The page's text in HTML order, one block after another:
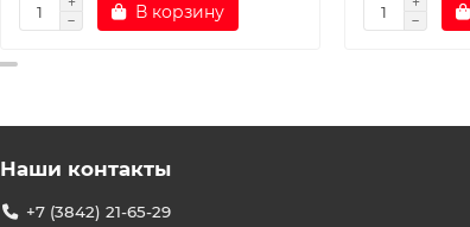
В корзину
Наши контакты
+7 (3842) 21-65-29